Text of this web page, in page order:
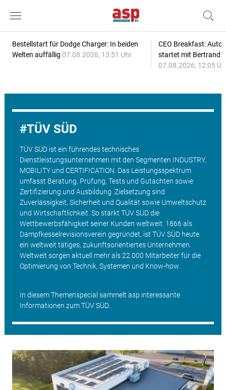
Bestellstart für Dodge Charger: In beiden
Welten auffällig 07.08.2026, 13:51 Uhr
CEO Breakfast:
startet mit Bertrand
07.08.2026, 12:05
TÜV SÜD
TÜV SÜD ist ein führendes technisches
Dienstleistungsunternehmen mit den Segmenten INDUSTRY,
MOBILITY und CERTIFICATION. Das Leistungsspektrum
umfasst Beratung, Prüfung, Tests und Gutachten sowie
Zertifizierung und Ausbildung. Zielsetzung sind
Zuverlässigkeit, Sicherheit und Qualität sowie Umweltschutz
und Wirtschaftlichkeit. So stärkt TÜV SÜD die
Wettbewerbsfähigkeit seiner Kunden weltweit. 1866 als
Dampfkesselrevisionsverein gegründet, ist TÜV SÜD heute
ein weltweit tätiges, zukunftsorientiertes Unternehmen.
Weltweit sorgen aktuell mehr als 22.000 Mitarbeiter für die
Optimierung von Technik, Systemen und Know-how.
In diesem Themenspecial sammelt asp interessante
Informationen zum TÜV SÜD.